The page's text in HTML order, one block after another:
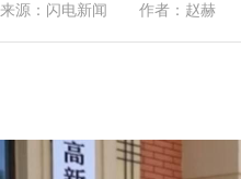
来源： 闪电新闻 作者： 赵赫